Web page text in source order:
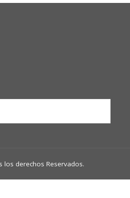
los derechos Reservados.